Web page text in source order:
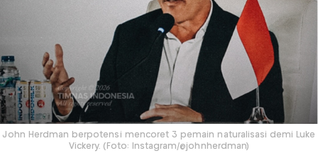
John Herdman berpotensi mencoret 3 pemain naturalisasi demi Luke
Vickery. (Foto: Instagram/@johnherdman)